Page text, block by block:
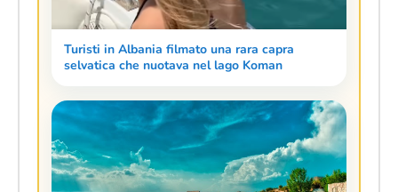
Turisti in Albania filmato una rara capra
selvatica che nuotava nel lago Koman